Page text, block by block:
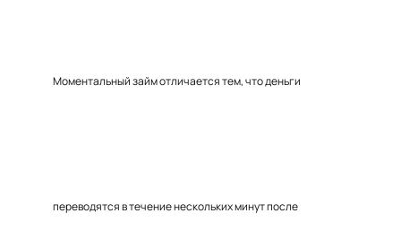
Моментальный займ отличается тем, что деньги
переводятся в течение нескольких минут после